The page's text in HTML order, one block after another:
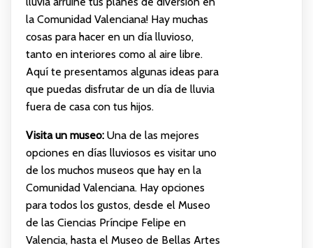
la Comunidad Valenciana! Hay muchas
cosas para hacer en un día lluvioso,
tanto en interiores como al aire libre.
Aquí te presentamos algunas ideas para
que puedas disfrutar de un día de lluvia
fuera de casa con tus hijos.
Visita un museo:Una de las mejores
opciones en días lluviosos es visitar uno
de los muchos museos que hay en la
Comunidad Valenciana. Hay opciones
para todos los gustos, desde el Museo
de las Ciencias Príncipe Felipe en
Valencia, hasta el Museo de Bellas Artes